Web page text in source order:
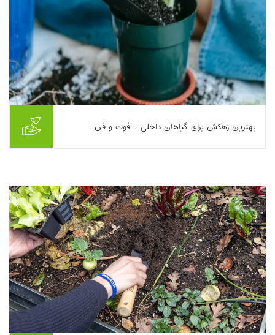
این مقاله بر اهمیت زهکشی مناسب در نگهداری گیاهان آپارتمانی
بیشتر بخوانیم ...
بهترین زهکش برای گیاهان داخلی - فوت و فن...